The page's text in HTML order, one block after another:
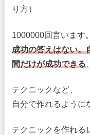
り方）
1000000回言います。
成功の答えはない。
間だけが成功できる
テクニックなど、
自分で作れるように
テクニックを作れる